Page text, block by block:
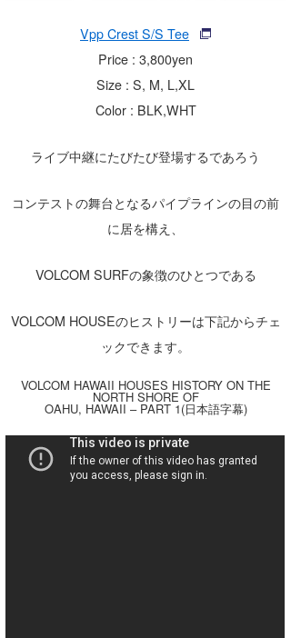
Vpp Crest S/S Tee
Price : 3,800yen
Size : S, M, L,XL
Color : BLK,WHT
ライブ中継にたびたび登場するであろう
コンテストの舞台となるパイプラインの目の前
に居を構え、
VOLCOM SURFの象徴のひとつである
VOLCOM HOUSEのヒストリーは下記からチェ
ックできます。
VOLCOM HAWAII HOUSES HISTORY ON THE
NORTH SHORE OF
OAHU, HAWAII – PART 1(日本語字幕)